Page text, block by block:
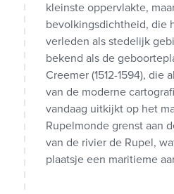
kleinste oppervlakte,
bevolkingsdichtheid, die
verleden als stedelijk
bekend als de
Creemer (1512-1594), die
van de moderne
vandaag uitkijkt op het
Rupelmonde grenst aan
van de rivier de Rupel,
plaatsje een maritieme